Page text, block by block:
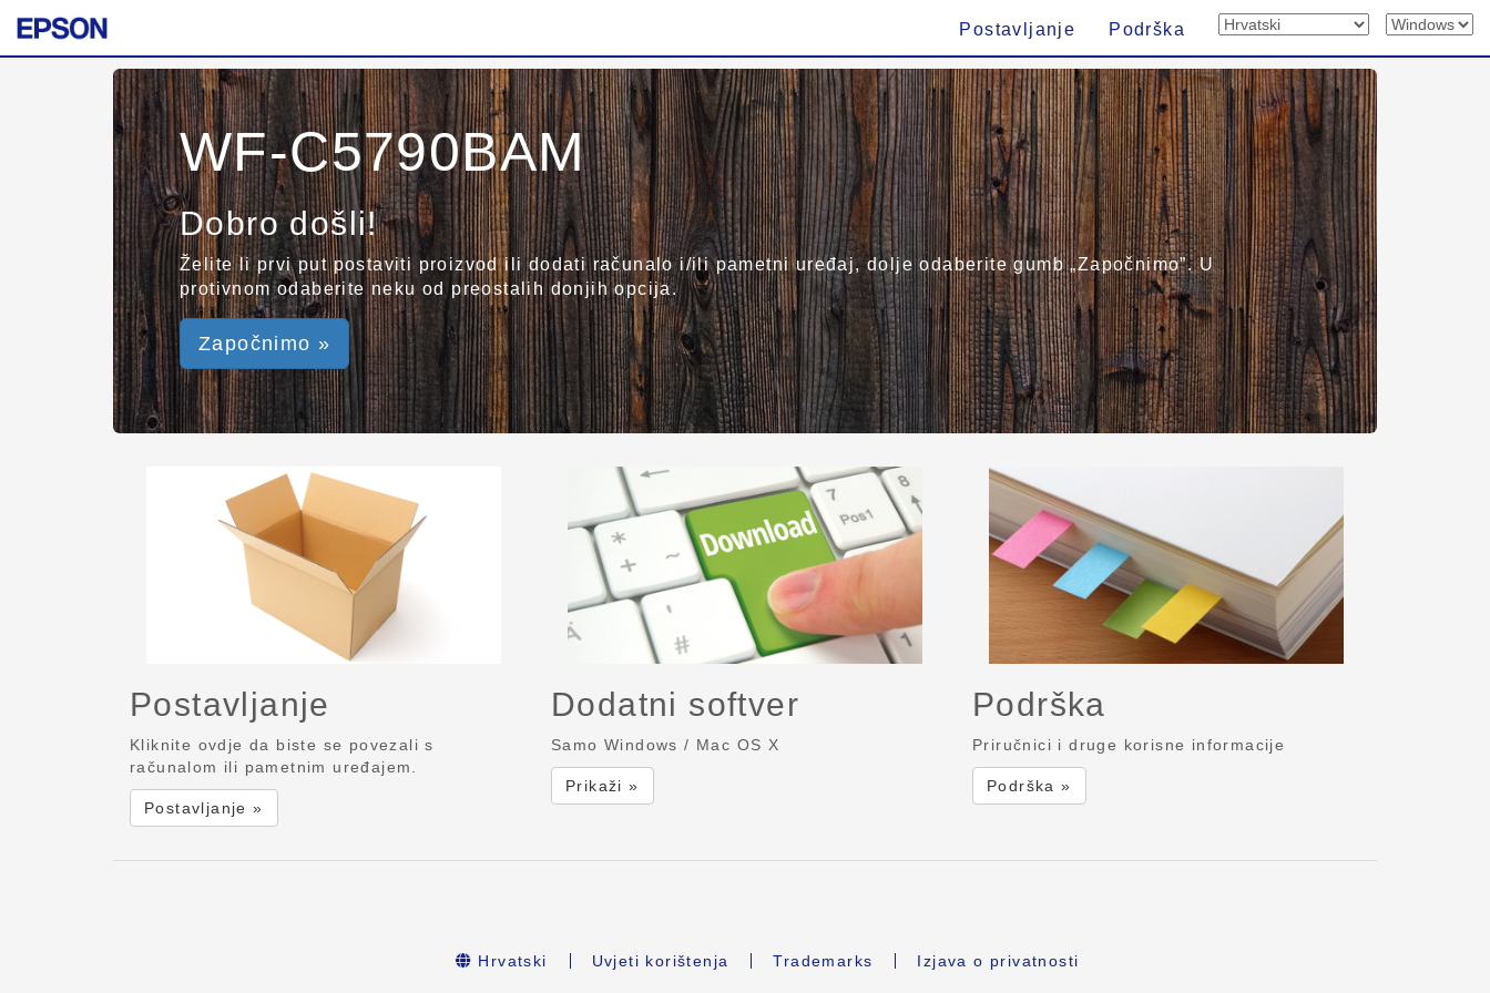
Postavljanje Podrška
WF-C5790BAM
Dobro došli!
Želite li prvi put postaviti proizvod ili dodati računalo i/ili pametni uređaj, dolje odaberite gumb „Započnimo”. U
protivnom odaberite neku od preostalih donjih opcija.
Započnimo »
Postavljanje
Kliknite ovdje da biste se povezali s
računalom ili pametnim uređajem.
Postavljanje »
Dodatni softver
Samo Windows / Mac OS X
Prikaži »
Podrška
Priručnici i druge korisne informacije
Podrška »
Hrvatski Uvjeti korištenja Trademarks Izjava o privatnosti